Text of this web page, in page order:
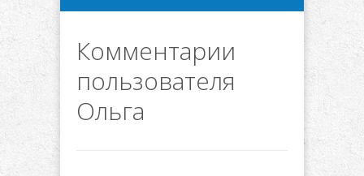
Комментарии
пользователя
Ольга